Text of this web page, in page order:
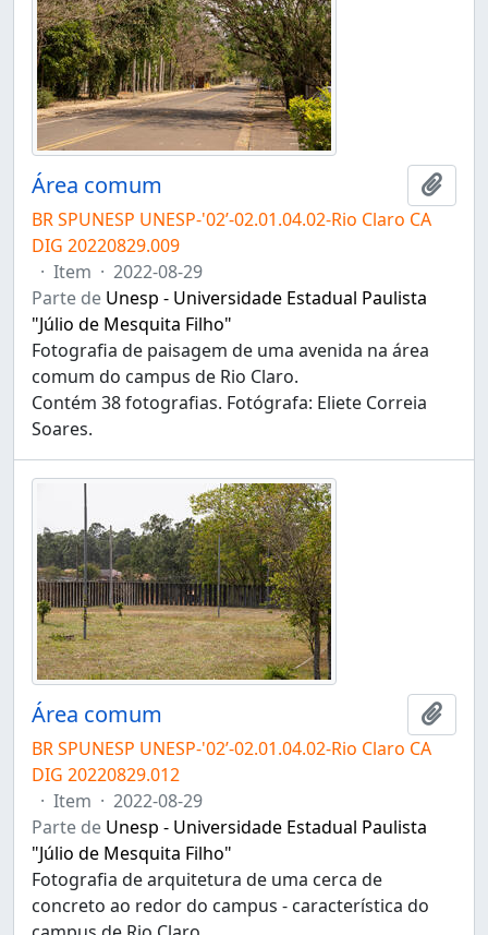
Área comum
BR SPUNESP UNESP-'02’-02.01.04.02-Rio Claro CA
DIG 20220829.009
· Item · 2022-08-29
Parte de Unesp - Universidade Estadual Paulista
"Júlio de Mesquita Filho"
Fotografia de paisagem de uma avenida na área
comum do campus de Rio Claro.
Contém 38 fotografias. Fotógrafa: Eliete Correia
Soares.
Área comum
BR SPUNESP UNESP-'02’-02.01.04.02-Rio Claro CA
DIG 20220829.012
· Item · 2022-08-29
Parte de Unesp - Universidade Estadual Paulista
"Júlio de Mesquita Filho"
Fotografia de arquitetura de uma cerca de
concreto ao redor do campus - característica do